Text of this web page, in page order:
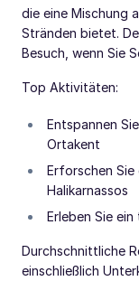
die eine Mischung
Stränden bietet.
Besuch, wenn Sie
Top Aktivitäten:
Entspannen
Ortakent
Erforschen Sie
Halikarnassos
Erleben Sie
Durchschnittliche
einschließlich